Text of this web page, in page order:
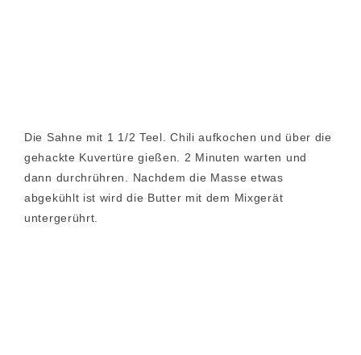
Die Sahne mit 1 1/2 Teel. Chili aufkochen und über die
gehackte Kuvertüre gießen. 2 Minuten warten und
dann durchrühren. Nachdem die Masse etwas
abgekühlt ist wird die Butter mit dem Mixgerät
untergerührt.